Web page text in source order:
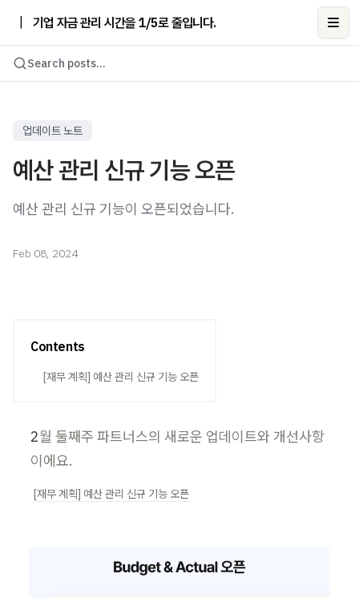
기업 자금 관리 시간을 1/5로 줄입니다.
Search posts...
업데이트 노트
예산 관리 신규 기능 오픈
예산 관리 신규 기능이 오픈되었습니다.
Feb 08, 2024
Contents
[재무 계획] 예산 관리 신규 기능 오픈
2월 둘째주 파트너스의 새로운 업데이트와 개선사항
이에요.
[재무 계획] 예산 관리 신규 기능 오픈